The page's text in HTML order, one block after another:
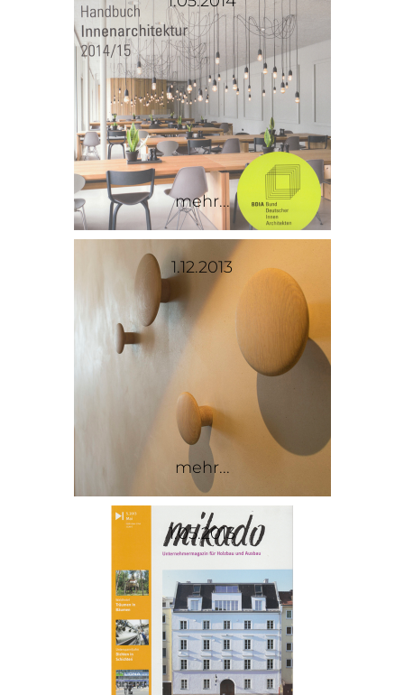
mehr...
1.12.2013
mehr...
1.05.2013